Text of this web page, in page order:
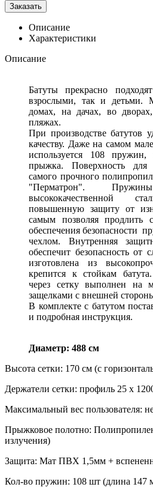
Заказать
Описание
Характеристики
Описание
Батуты прекрасно
взрослыми, так и детьми.
домах, на дачах, во
пляжах.
При производстве батутов
качеству. Даже на самом
используется 108 пружин,
прыжка. Поверхность
самого прочного
"Перматрон".
высококачественной
повышенную защиту от
самым позволяя продлить
обеспечения безопасности
чехлом. Внутренняя
обеспечит безопасность от
изготовлена из
крепится к стойкам
через сетку выполнен на
защелками с внешней
В комплекте с батутом
и подробная инструкция.
Диаметр: 488 см
Высота сетки: 170 см (с
Держатели сетки: профиль 25 х
Максимальный вес пользователя:
Прыжковое полотно:
излучения)
Защита: Мат ПВХ 1,5мм +
Кол-во пружин: 108 шт (длина 147